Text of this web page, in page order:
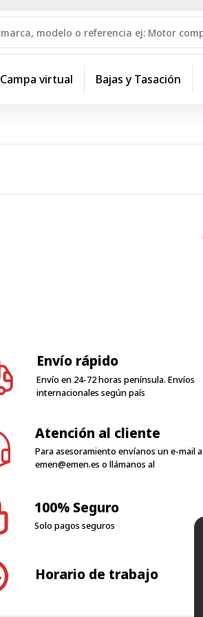
Campa virtual Bajas y Tasación
Envío rápido
Envío en 24-72 horas península. Envíos
internacionales según país
Atención al cliente
Para asesoramiento envíanos un e-mail a
emen@emen.es o llámanos al
100% Seguro
Solo pagos seguros
Horario de trabajo